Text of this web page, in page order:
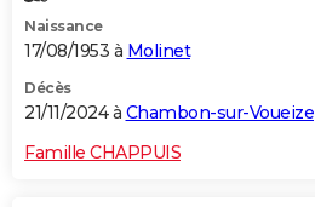
Naissance
17/08/1953 à Molinet
Décès
21/11/2024 à Chambon-sur-Voueize
Famille CHAPPUIS